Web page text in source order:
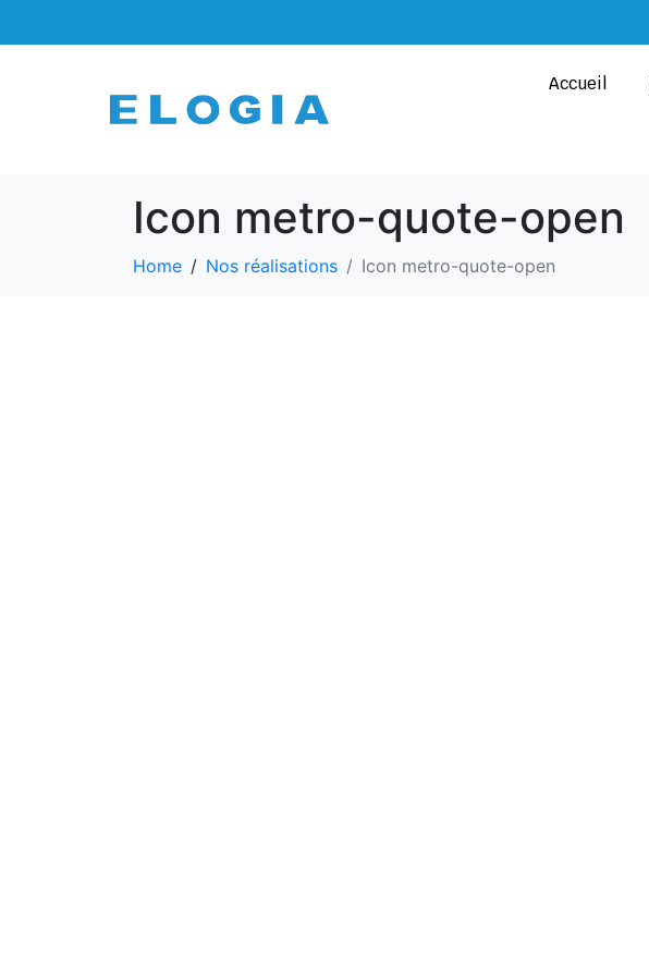
Accueil
Icon metro-quote-open
Home Nos réalisations Icon metro-quote-open